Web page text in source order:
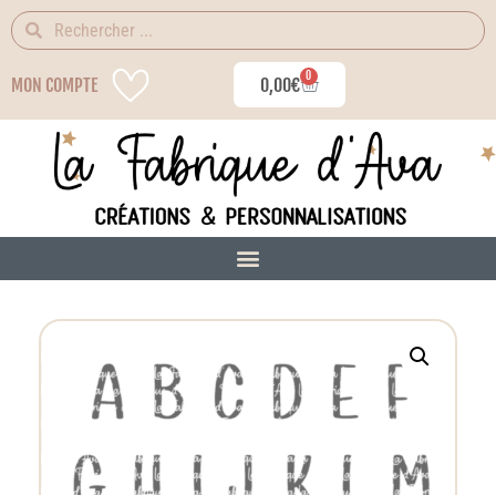
MON COMPTE 0,00€ 0